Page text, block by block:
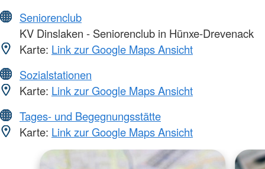
Seniorenclub
KV Dinslaken - Seniorenclub in Hünxe-Drevenack
Karte: Link zur Google Maps Ansicht
Sozialstationen
Karte: Link zur Google Maps Ansicht
Tages- und Begegnungsstätte
Karte: Link zur Google Maps Ansicht